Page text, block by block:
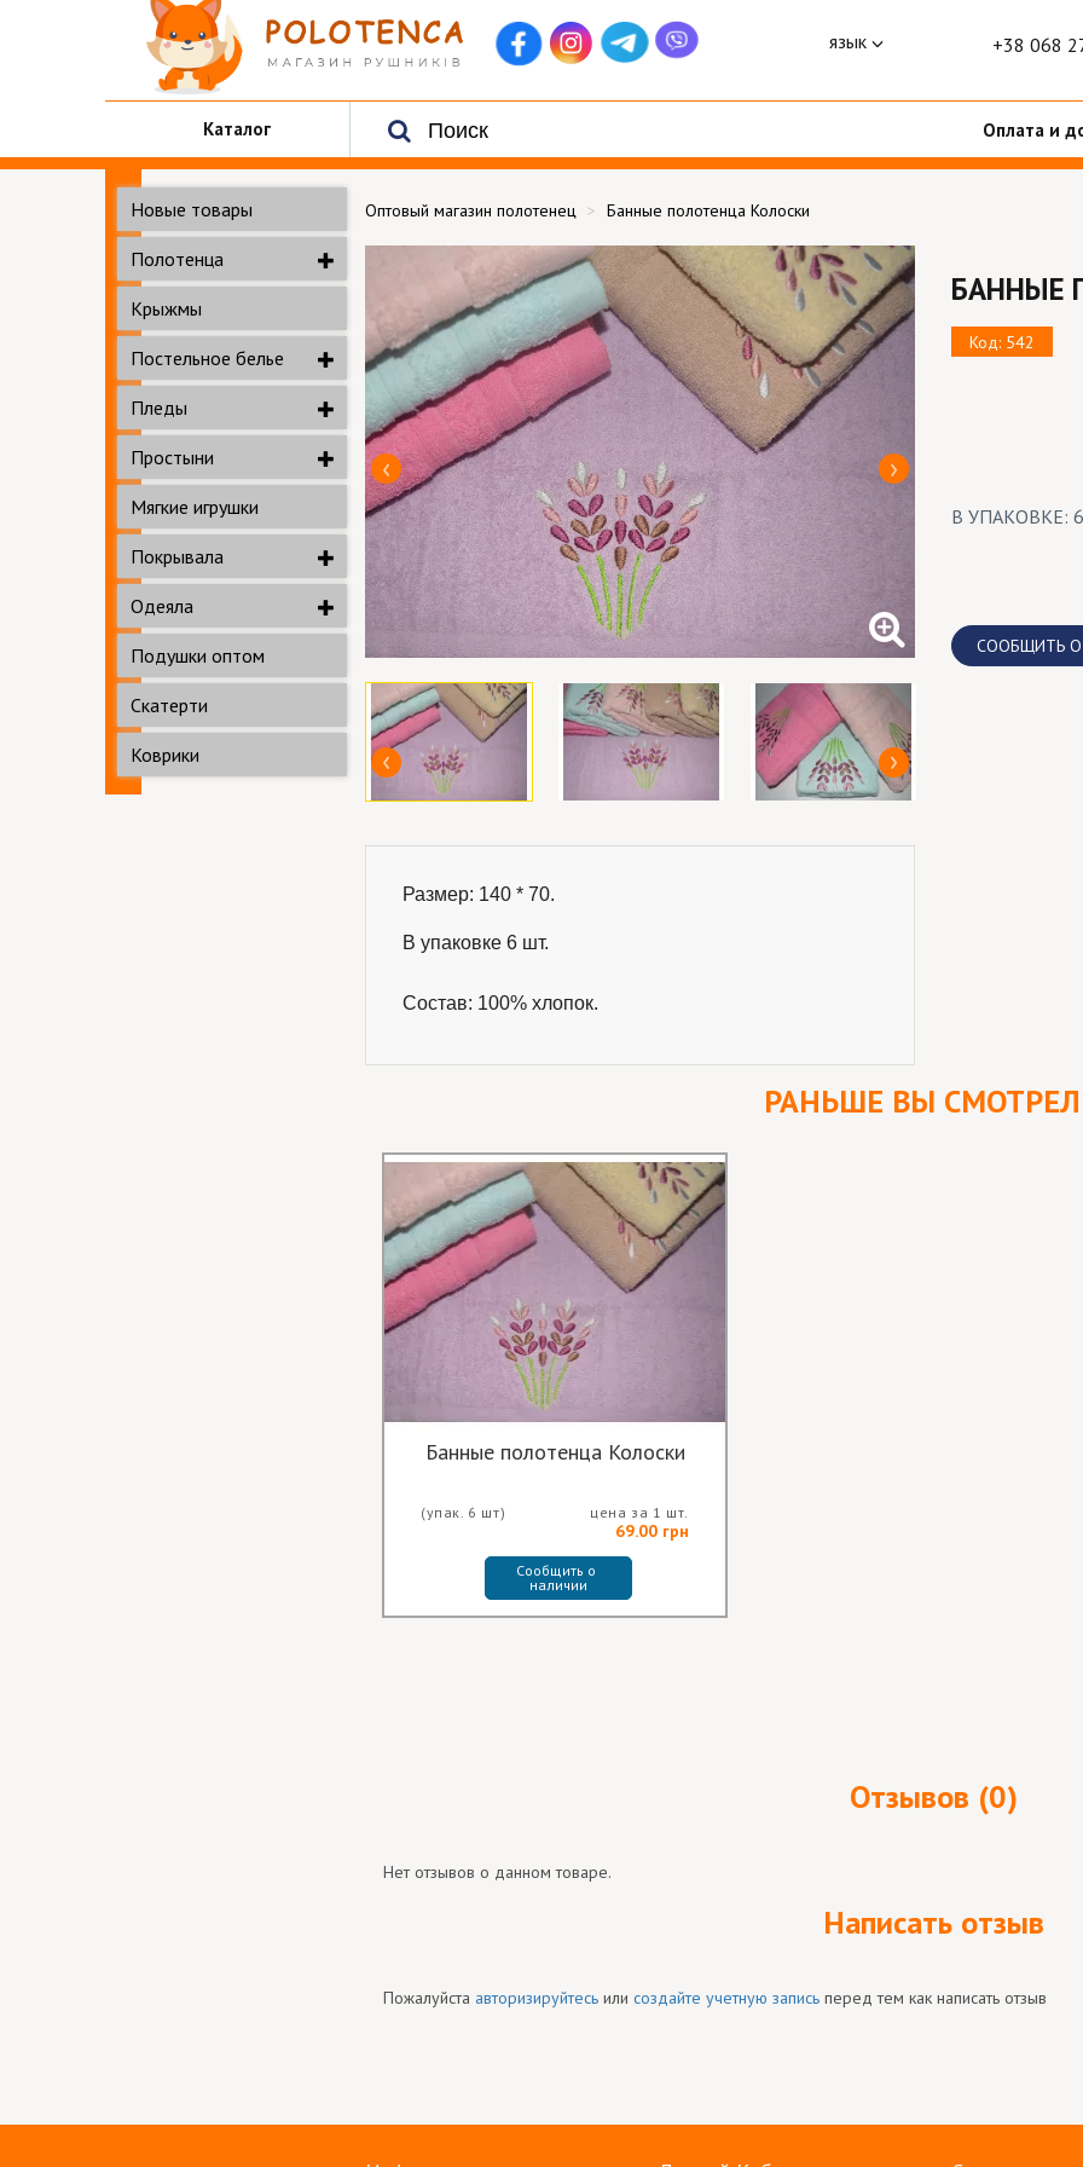
язык +38 068
Каталог Оплата и
Новые товары
Полотенца
Крыжмы
Постельное белье
Пледы
Простыни
Мягкие игрушки
Покрывала
Одеяла
Подушки оптом
Скатерти
Коврики
Оптовый магазин полотенец Банные полотенца Колоски
Размер: 140 * 70.
В упаковке 6 шт.
Состав: 100% хлопок.
БАННЫЕ
Код: 542
В УПАКОВКЕ:
CООБЩИТЬ
РАНЬШЕ ВЫ
Банные полотенца Колоски
(упак. 6 шт) цена за 1 шт.
69.00 грн
Сообщить о
наличии
Отзывов (0)
Нет отзывов о данном товаре.
Написать отзыв
Пожалуйста авторизируйтесь или создайте учетную запись перед тем как написать отзыв